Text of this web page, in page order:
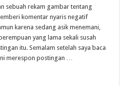
sebuah rekam gambar tentang
komentar nyaris negatif
karena sedang asik menemani,
yang lama sekali susah
itu. Semalam setelah saya baca
merespon postingan …